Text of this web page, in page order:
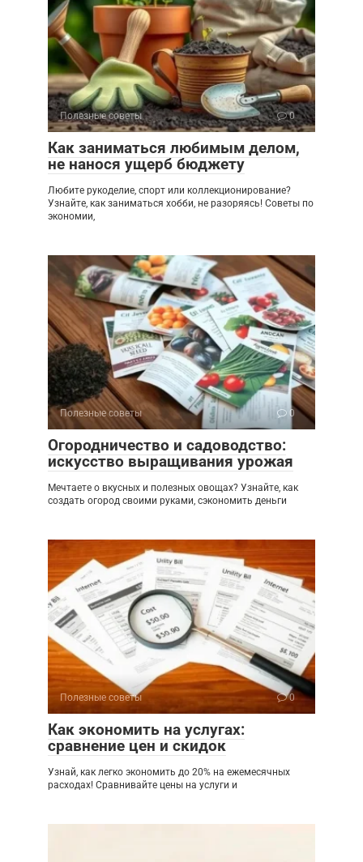
Полезные советы 0
Как заниматься любимым делом,
не нанося ущерб бюджету
Любите рукоделие, спорт или коллекционирование?
Узнайте, как заниматься хобби, не разоряясь! Советы по
экономии,
Полезные советы 0
Огородничество и садоводство:
искусство выращивания урожая
Мечтаете о вкусных и полезных овощах? Узнайте, как
создать огород своими руками, сэкономить деньги
Полезные советы 0
Как экономить на услугах:
сравнение цен и скидок
Узнай, как легко экономить до 20% на ежемесячных
расходах! Сравнивайте цены на услуги и